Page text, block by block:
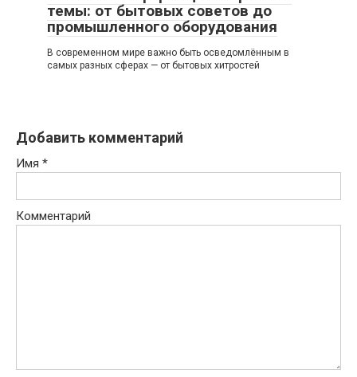
темы: от бытовых советов до
промышленного оборудования
В современном мире важно быть осведомлённым в
самых разных сферах — от бытовых хитростей
Добавить комментарий
Имя *
Комментарий